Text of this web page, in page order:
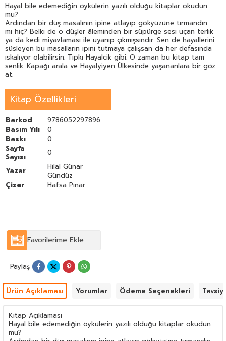
Hayal bile edemediğin öykülerin yazılı olduğu kitaplar okudun
mu?
Ardından bir düş masalının ipine atlayıp gökyüzüne tırmandın
mı hiç? Belki de o düşler âleminden bir süpürge sesi uçan terlik
ya da kedi miyavlaması ile uyanıp çıkmışsındır. Sen de hayallerini
süsleyen bu masalların ipini tutmaya çalışsan da her defasında
ıskalıyor olabilirsin. Tıpkı Hayalcik gibi. O zaman bu kitap tam
senlik. Kapağı arala ve Hayalyiyen Ülkesinde yaşananlara bir göz
at.
Kitap Özellikleri
Barkod
9786052297896
Basım Yılı
0
Baskı
0
Sayfa
Sayısı
0
Yazar
Hilal Günar
Gündüz
Çizer
Hafsa Pınar
Favorilerime Ekle
Paylaş
Ürün Açıklaması Yorumlar Ödeme Seçenekleri
Kitap Açıklaması
Hayal bile edemediğin öykülerin yazılı olduğu kitaplar okudun
mu?